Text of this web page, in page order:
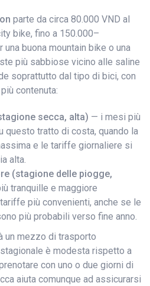
parte da circa 80.000 VND al
bike, fino a 150.000–
buona mountain bike o una
più sabbiose vicino alle saline
soprattutto dal tipo di bici, con
contenuta:
secca, alta) — i mesi più
questo tratto di costa, quando la
e le tariffe giornaliere si
alta.
(stagione delle piogge,
tranquille e maggiore
più convenienti, anche se le
più probabili verso fine anno.
un mezzo di trasporto
è modesta rispetto a
con uno o due giorni di
aiuta comunque ad assicurarsi